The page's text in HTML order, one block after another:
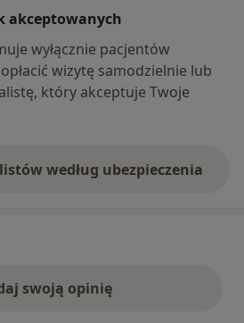
akceptowanych
wyłącznie pacjentów
wizytę samodzielnie lub
który akceptuje Twoje
według ubezpieczenia
swoją opinię